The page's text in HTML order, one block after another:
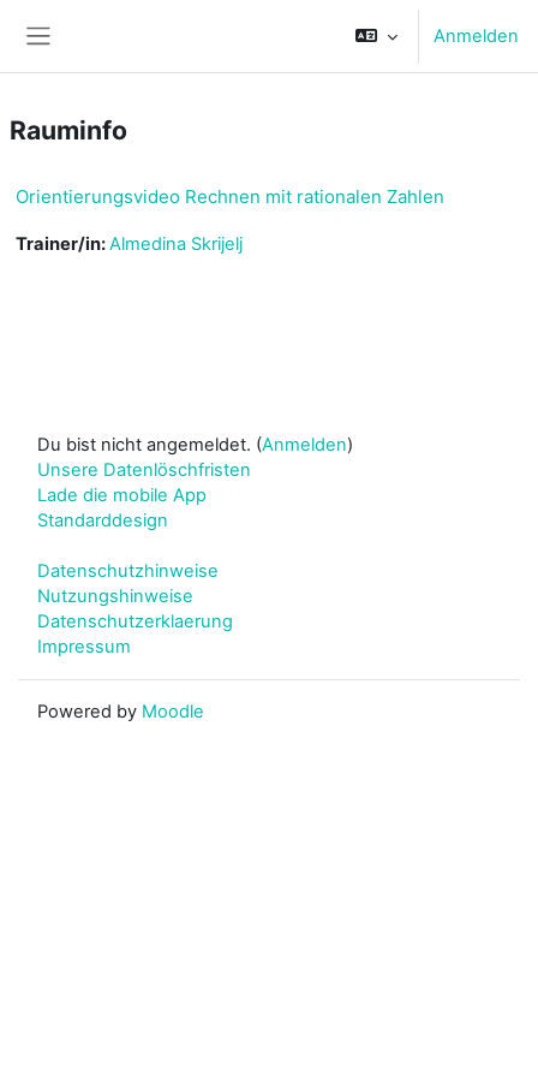
Anmelden
Rauminfo
Orientierungsvideo Rechnen mit rationalen Zahlen
Trainer/in:Almedina Skrijelj
Du bist nicht angemeldet. (Anmelden)
Unsere Datenlöschfristen
Lade die mobile App
Standarddesign
Datenschutzhinweise
Nutzungshinweise
Datenschutzerklaerung
Impressum
Powered by Moodle